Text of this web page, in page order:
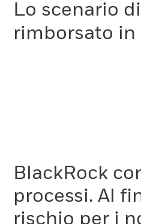
Lo scenario
rimborsato in
BlackRock
processi. Al
rischio per i